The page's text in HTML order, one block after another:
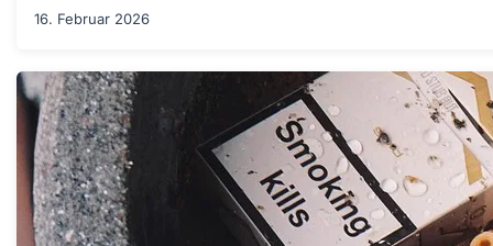
16. Februar 2026